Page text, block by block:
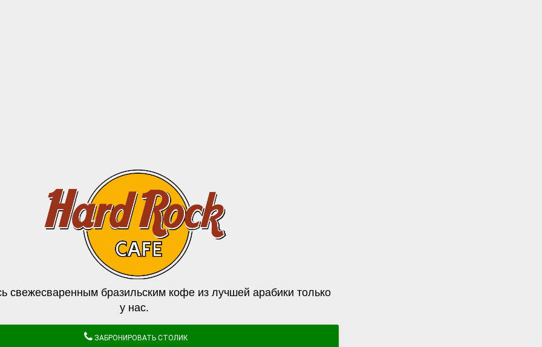
свежесваренным бразильским кофе из лучшей арабики только
у нас.
ЗАБРОНИРОВАТЬ СТОЛИК